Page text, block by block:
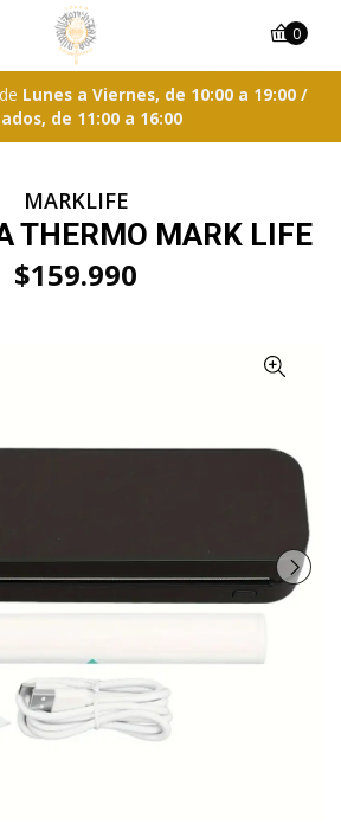
Lunes a Viernes, de 10:00 a 19:00 /
de 11:00 a 16:00
0
MARKLIFE
THERMO MARK LIFE
$159.990